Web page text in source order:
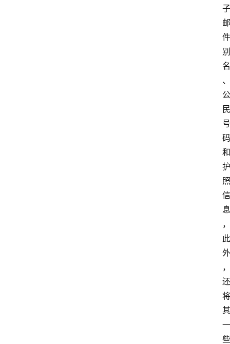
子
邮
件
别
名
、
公
民
号
码
和
护
照
信
息
，
此
外
，
还
将
其
一
些